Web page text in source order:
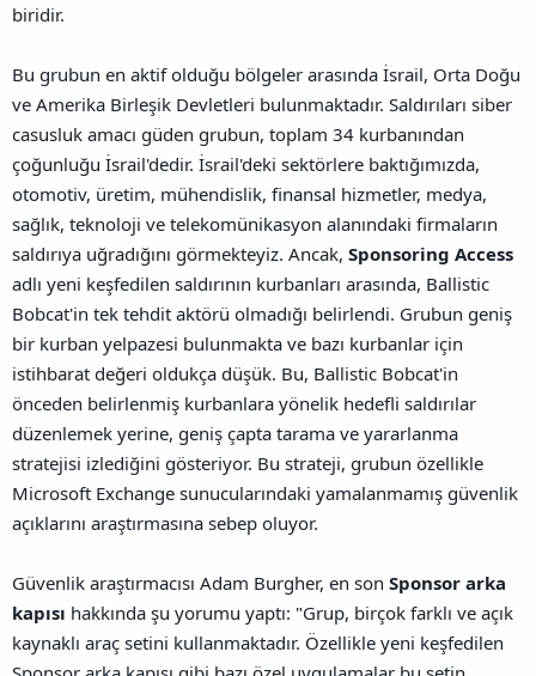
o
a
l
a
biridir.
Bu grubun en aktif olduğu bölgeler arasında İsrail, Orta Doğu
ve Amerika Birleşik Devletleri bulunmaktadır. Saldırıları siber
casusluk amacı güden grubun, toplam 34 kurbanından
çoğunluğu İsrail'dedir. İsrail'deki sektörlere baktığımızda,
otomotiv, üretim, mühendislik, finansal hizmetler, medya,
sağlık, teknoloji ve telekomünikasyon alanındaki firmaların
saldırıya uğradığını görmekteyiz. Ancak, Sponsoring Access
adlı yeni keşfedilen saldırının kurbanları arasında, Ballistic
Bobcat'in tek tehdit aktörü olmadığı belirlendi. Grubun geniş
bir kurban yelpazesi bulunmakta ve bazı kurbanlar için
istihbarat değeri oldukça düşük. Bu, Ballistic Bobcat'in
önceden belirlenmiş kurbanlara yönelik hedefli saldırılar
düzenlemek yerine, geniş çapta tarama ve yararlanma
stratejisi izlediğini gösteriyor. Bu strateji, grubun özellikle
Microsoft Exchange sunucularındaki yamalanmamış güvenlik
açıklarını araştırmasına sebep oluyor.
Güvenlik araştırmacısı Adam Burgher, en son Sponsor arka
kapısı hakkında şu yorumu yaptı: "Grup, birçok farklı ve açık
kaynaklı araç setini kullanmaktadır. Özellikle yeni keşfedilen